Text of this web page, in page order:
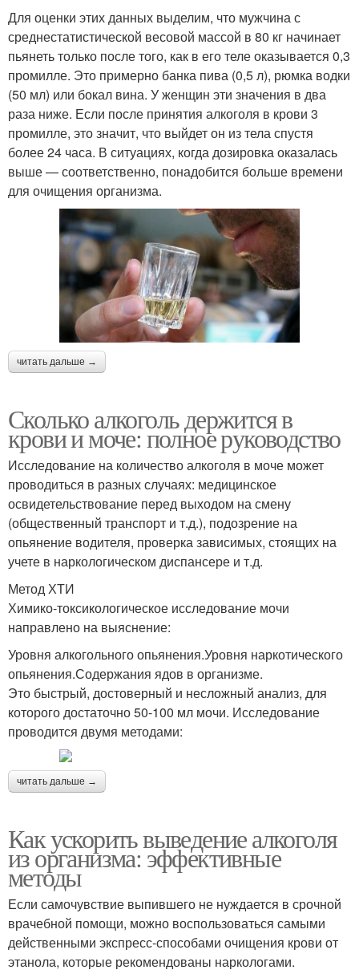
Для оценки этих данных выделим, что мужчина с
среднестатистической весовой массой в 80 кг начинает
пьянеть только после того, как в его теле оказывается 0,3
промилле. Это примерно банка пива (0,5 л), рюмка водки
(50 мл) или бокал вина. У женщин эти значения в два
раза ниже. Если после принятия алкоголя в крови 3
промилле, это значит, что выйдет он из тела спустя
более 24 часа. В ситуациях, когда дозировка оказалась
выше — соответственно, понадобится больше времени
для очищения организма.
читать дальше →
Сколько алкоголь держится в
крови и моче: полное руководство
Исследование на количество алкоголя в моче может
проводиться в разных случаях: медицинское
освидетельствование перед выходом на смену
(общественный транспорт и т.д.), подозрение на
опьянение водителя, проверка зависимых, стоящих на
учете в наркологическом диспансере и т.д.
Метод ХТИ
Химико-токсикологическое исследование мочи
направлено на выяснение:
Уровня алкогольного опьянения.Уровня наркотического
опьянения.Содержания ядов в организме.
Это быстрый, достоверный и несложный анализ, для
которого достаточно 50-100 мл мочи. Исследование
проводится двумя методами:
читать дальше →
Как ускорить выведение алкоголя
из организма: эффективные
методы
Если самочувствие выпившего не нуждается в срочной
врачебной помощи, можно воспользоваться самыми
действенными экспресс-способами очищения крови от
этанола, которые рекомендованы наркологами.